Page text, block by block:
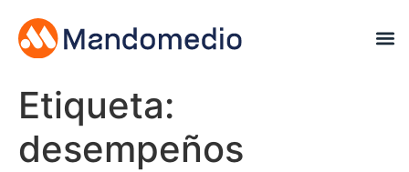
Etiqueta:
desempeños